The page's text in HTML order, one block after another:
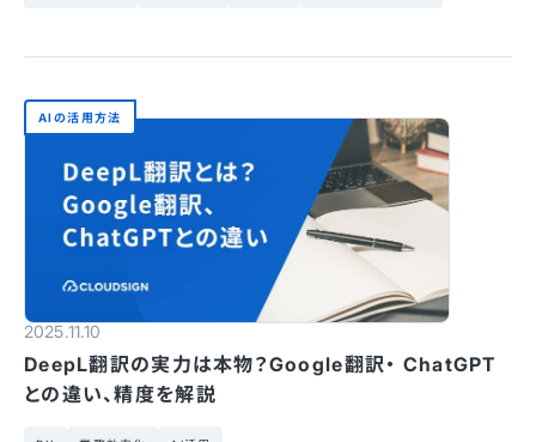
AIの活用方法
2025.11.10
DeepL翻訳の実力は本物？Google翻訳・ ChatGPT
との違い、精度を解説